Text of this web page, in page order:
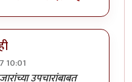
10:01
कंजूसउपचारांबाबत